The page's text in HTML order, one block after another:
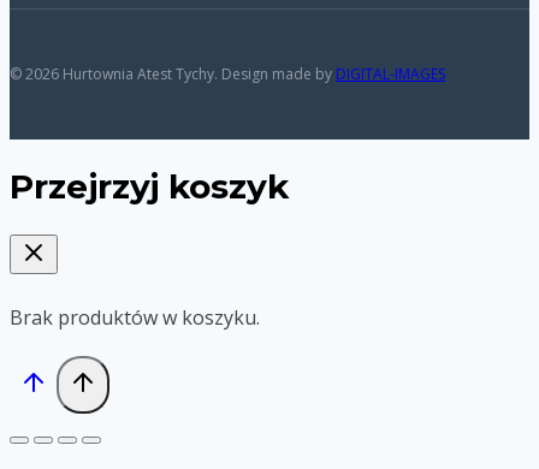
© 2026 Hurtownia Atest Tychy. Design made by DIGITAL-IMAGES
Przejrzyj koszyk
Brak produktów w koszyku.